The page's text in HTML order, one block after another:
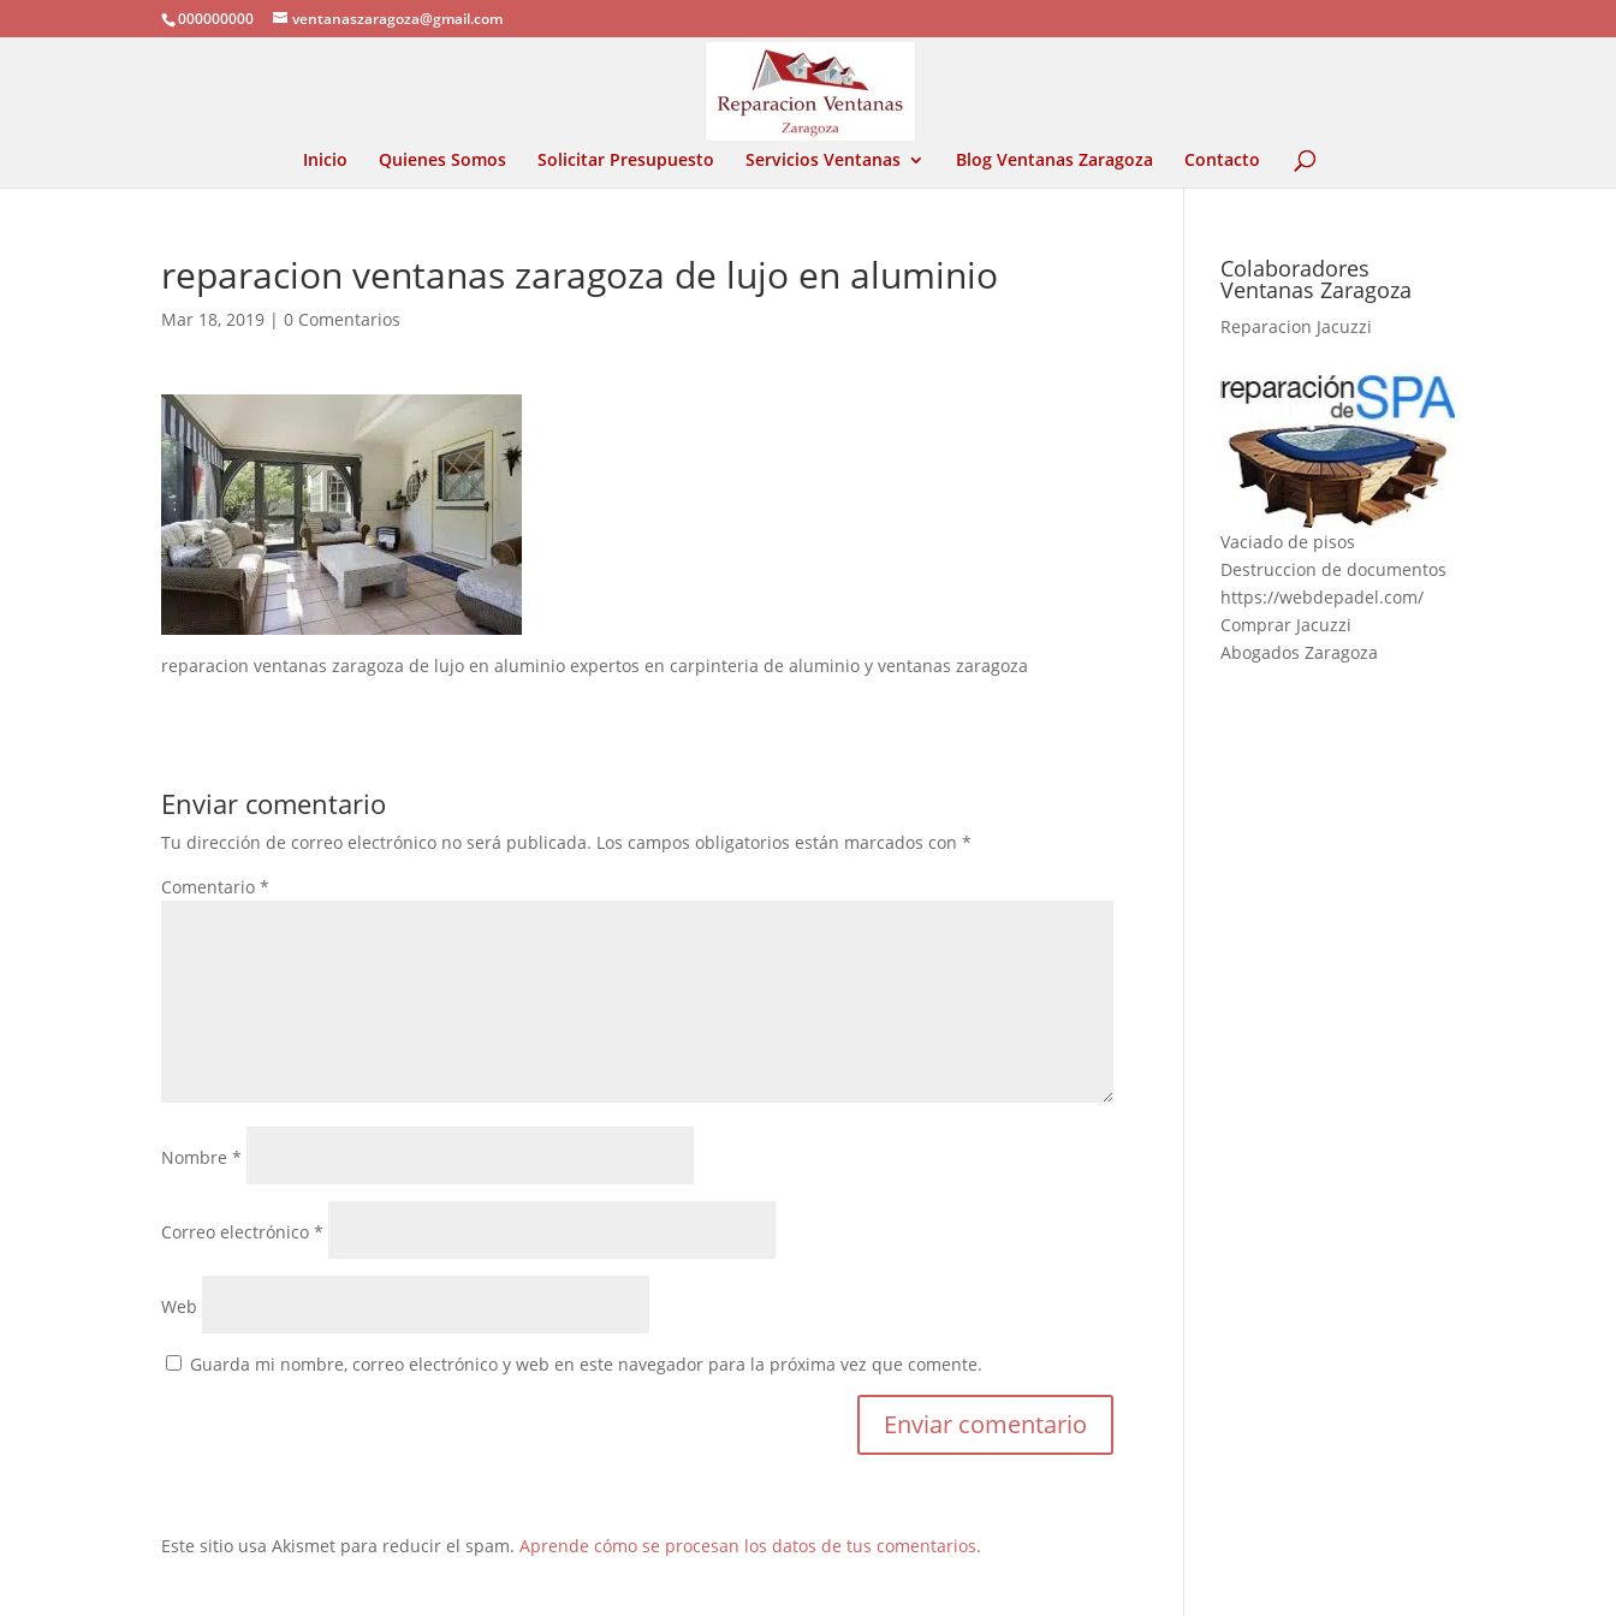
000000000 ventanaszaragoza@gmail.com
Inicio Quienes Somos Solicitar Presupuesto Servicios Ventanas Blog Ventanas Zaragoza Contacto
reparacion ventanas zaragoza de lujo en aluminio
Mar 18, 2019 |0 Comentarios
reparacion ventanas zaragoza de lujo en aluminio expertos en carpinteria de aluminio y ventanas zaragoza
Enviar comentario
Tu dirección de correo electrónico no será publicada. Los campos obligatorios están marcados con*
Comentario*
Nombre*
Correo electrónico*
Web
Guarda mi nombre, correo electrónico y web en este navegador para la próxima vez que comente.
Este sitio usa Akismet para reducir el spam.Aprende cómo se procesan los datos de tus comentarios.
Colaboradores
Ventanas Zaragoza
Reparacion Jacuzzi
Vaciado de pisos
Destruccion de documentos
https://webdepadel.com/
Comprar Jacuzzi
Abogados Zaragoza